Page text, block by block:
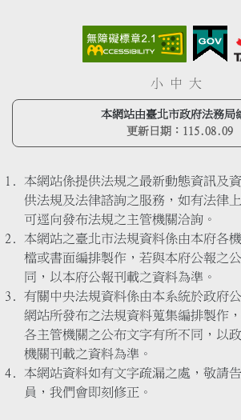
小 中 大
本網站由臺北市政府法務局
更新日期： 115.08.09
本網站係提供法規之最新動態資訊及
供法規及法律諮詢之服務，如有法律
可逕向發布法規之主管機關洽詢。
本網站之臺北市法規資料係由本府各
檔或書面編排製作，若與本府公報之
同，以本府公報刊載之資料為準。
有關中央法規資料係由本系統於政府
網站所發布之法規資料蒐集編排製作
各主管機關之公布文字有所不同，以
機關刊載之資料為準。
本網站資料如有文字疏漏之處，敬請
員，我們會即刻修正。